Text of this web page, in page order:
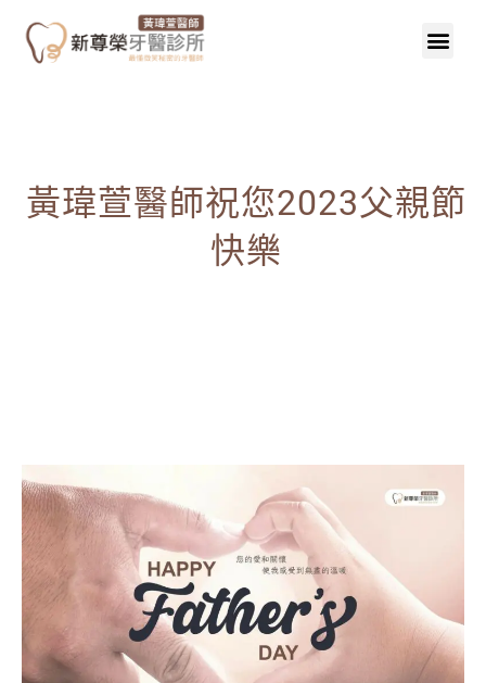
黃瑋萱醫師祝您2023父親節
快樂